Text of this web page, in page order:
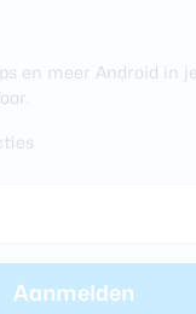
en meer Android in